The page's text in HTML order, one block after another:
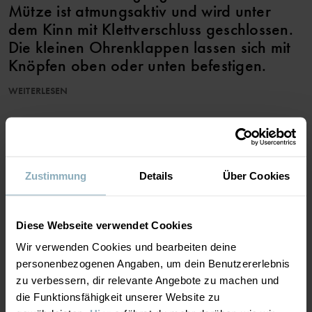
Zustimmung Details Über Cookies
Diese Webseite verwendet Cookies
Wir verwenden Cookies und bearbeiten deine
personenbezogenen Angaben, um dein Benutzererlebnis
zu verbessern, dir relevante Angebote zu machen und
die Funktionsfähigkeit unserer Website zu
Mütze ist atmungsaktiv und wird unter
dem Kinn mit Klettverschluss geschlossen.
Die kleinen Ohrenklappen lassen sich mit
Knöpfen oben oder unten befestigen.
• Winddicht
• Gute Atmungsaktivität: mindestens 7.000 g/m²/24 h
• Wasserabweisend dank PFAS-freier Imprägnierung mit BIONIC-
Produktsicherheit:
KEEP AWAY FROM FIRE
Artikelnummer:60602810
Herstellungsland:China
Fabrik:Wuxi Yinye Zhenzhi Youxian Gongsi
Weiterlesen
WEITERLESEN
MATERIAL & PFLEGEHINWEISE
Material
NACHHALTIGKEIT